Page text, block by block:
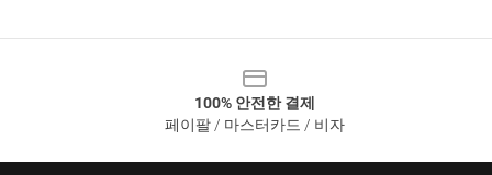
100% 안전한 결제
페이팔 / 마스터카드 / 비자